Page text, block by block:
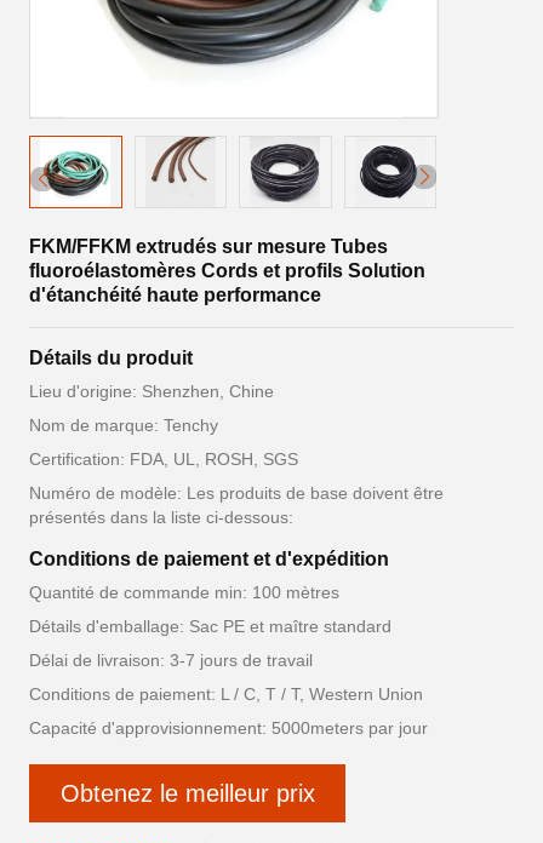
FKM/FFKM extrudés sur mesure Tubes
fluoroélastomères Cords et profils Solution
d'étanchéité haute performance
Détails du produit
Lieu d'origine: Shenzhen, Chine
Nom de marque: Tenchy
Certification: FDA, UL, ROSH, SGS
Numéro de modèle: Les produits de base doivent être
présentés dans la liste ci-dessous:
Conditions de paiement et d'expédition
Quantité de commande min: 100 mètres
Détails d'emballage: Sac PE et maître standard
Délai de livraison: 3-7 jours de travail
Conditions de paiement: L / C, T / T, Western Union
Capacité d'approvisionnement: 5000meters par jour
Obtenez le meilleur prix